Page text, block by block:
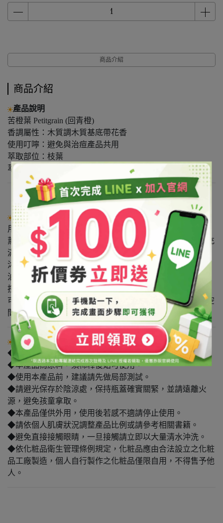
商品介紹
商品介紹
產品說明
苦橙葉 Petitgrain (回青橙)
香調屬性：木質調木質基底帶花香
使用叮嚀：避免與治痘產品共用
萃取部位：枝葉
萃取方式：蒸餾
使用方式
用法：供添加、調製化粧品用。
薰蒸法：薰蒸台上座加滿水後可滴入3～4滴精油，使室內充
滿芳香。
沐浴法：將8～10滴精油滴入浴盆中（可視水量多寡調整精
油使用量）可作全身或局部浸泡。
按摩法：可將精油以1：100的比例調配基底油按摩身體。
可在棉布或手帕滴上數滴精油，置於浴室或衣櫃驅蟲並使空
間充滿天然香氣。
注意事項
◆禁止用於食品。
◆本產品為原料，須稀釋後始可使用。
◆使用本產品前，建議請先做局部測試。
◆請避光保存於陰涼處，保持瓶蓋確實關緊，並請遠離火
源，避免孩童拿取。
◆本產品僅供外用，使用後若感不適請停止使用。
◆請依個人肌膚狀況調整產品比例或請參考相關書籍。
◆避免直接接觸眼睛，一旦接觸請立即以大量清水沖洗。
◆依化粧品衛生管理條例規定，化粧品應由合法設立之化粧
品工廠製造，個人自行製作之化粧品僅限自用，不得售予他
人。